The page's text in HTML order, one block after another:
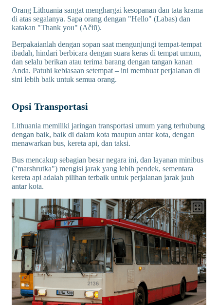
Orang Lithuania sangat menghargai kesopanan dan tata krama
di atas segalanya. Sapa orang dengan "Hello" (Labas) dan
katakan "Thank you" (Ačiū).
Berpakaianlah dengan sopan saat mengunjungi tempat-tempat
ibadah, hindari berbicara dengan suara keras di tempat umum,
dan selalu berikan atau terima barang dengan tangan kanan
Anda. Patuhi kebiasaan setempat – ini membuat perjalanan di
sini lebih baik untuk semua orang.
Opsi Transportasi
Lithuania memiliki jaringan transportasi umum yang terhubung
dengan baik, baik di dalam kota maupun antar kota, dengan
menawarkan bus, kereta api, dan taksi.
Bus mencakup sebagian besar negara ini, dan layanan minibus
("marshrutka") mengisi jarak yang lebih pendek, sementara
kereta api adalah pilihan terbaik untuk perjalanan jarak jauh
antar kota.